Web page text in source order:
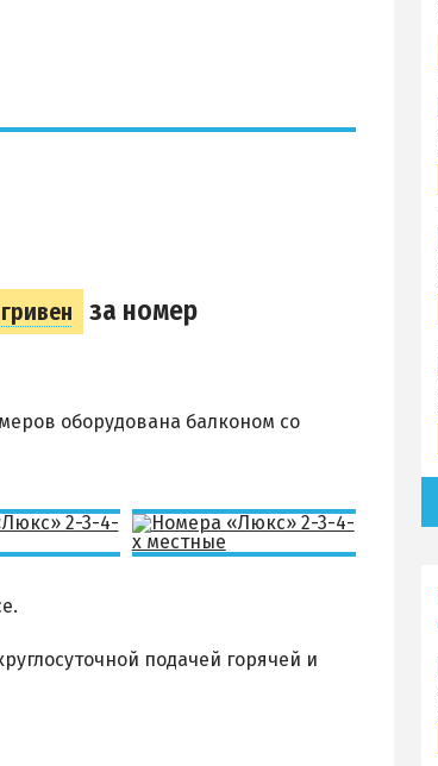
за номер
оборудована балконом со
подачей горячей и